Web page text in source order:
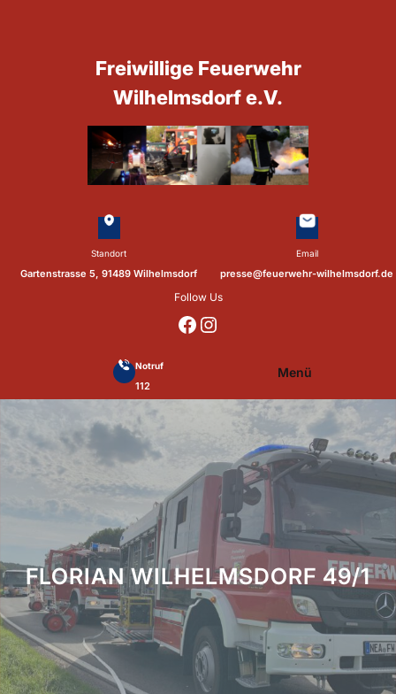
Standort
Gartenstrasse 5, 91489 Wilhelmsdorf
Freiwillige Feuerwehr
Wilhelmsdorf e.V.
Email
presse@feuerwehr-wilhelmsdorf.de
Follow Us
https://www.facebook.com/p/Feuerwehr-Wilhelmsdorf-Mfr-100041655560073/?locale=de_DE https://www.instagram.com/feuerwehr_wilhelmsdorf_mfr/
Notruf
112
Menü
FLORIAN WILHELMSDORF 49/1